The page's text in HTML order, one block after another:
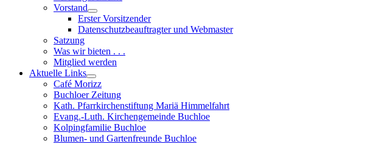
sub
menu
Vorstand
Show
sub
menu
Erster Vorsitzender
Datenschutzbeauftragter und Webmaster
Satzung
Was wir bieten . . .
Mitglied werden
Aktuelle Links
Show
sub
menu
Café Morizz
Buchloer Zeitung
Kath. Pfarrkirchenstiftung Mariä Himmelfahrt
Evang.-Luth. Kirchengemeinde Buchloe
Kolpingfamilie Buchloe
Blumen- und Gartenfreunde Buchloe